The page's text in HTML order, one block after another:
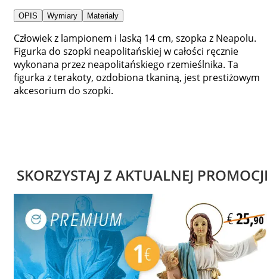
OPIS Wymiary Materiały
Człowiek z lampionem i laską 14 cm, szopka z Neapolu.
Figurka do szopki neapolitańskiej w całości ręcznie
wykonana przez neapolitańskiego rzemieślnika. Ta
figurka z terakoty, ozdobiona tkaniną, jest prestiżowym
akcesorium do szopki.
SKORZYSTAJ Z AKTUALNEJ